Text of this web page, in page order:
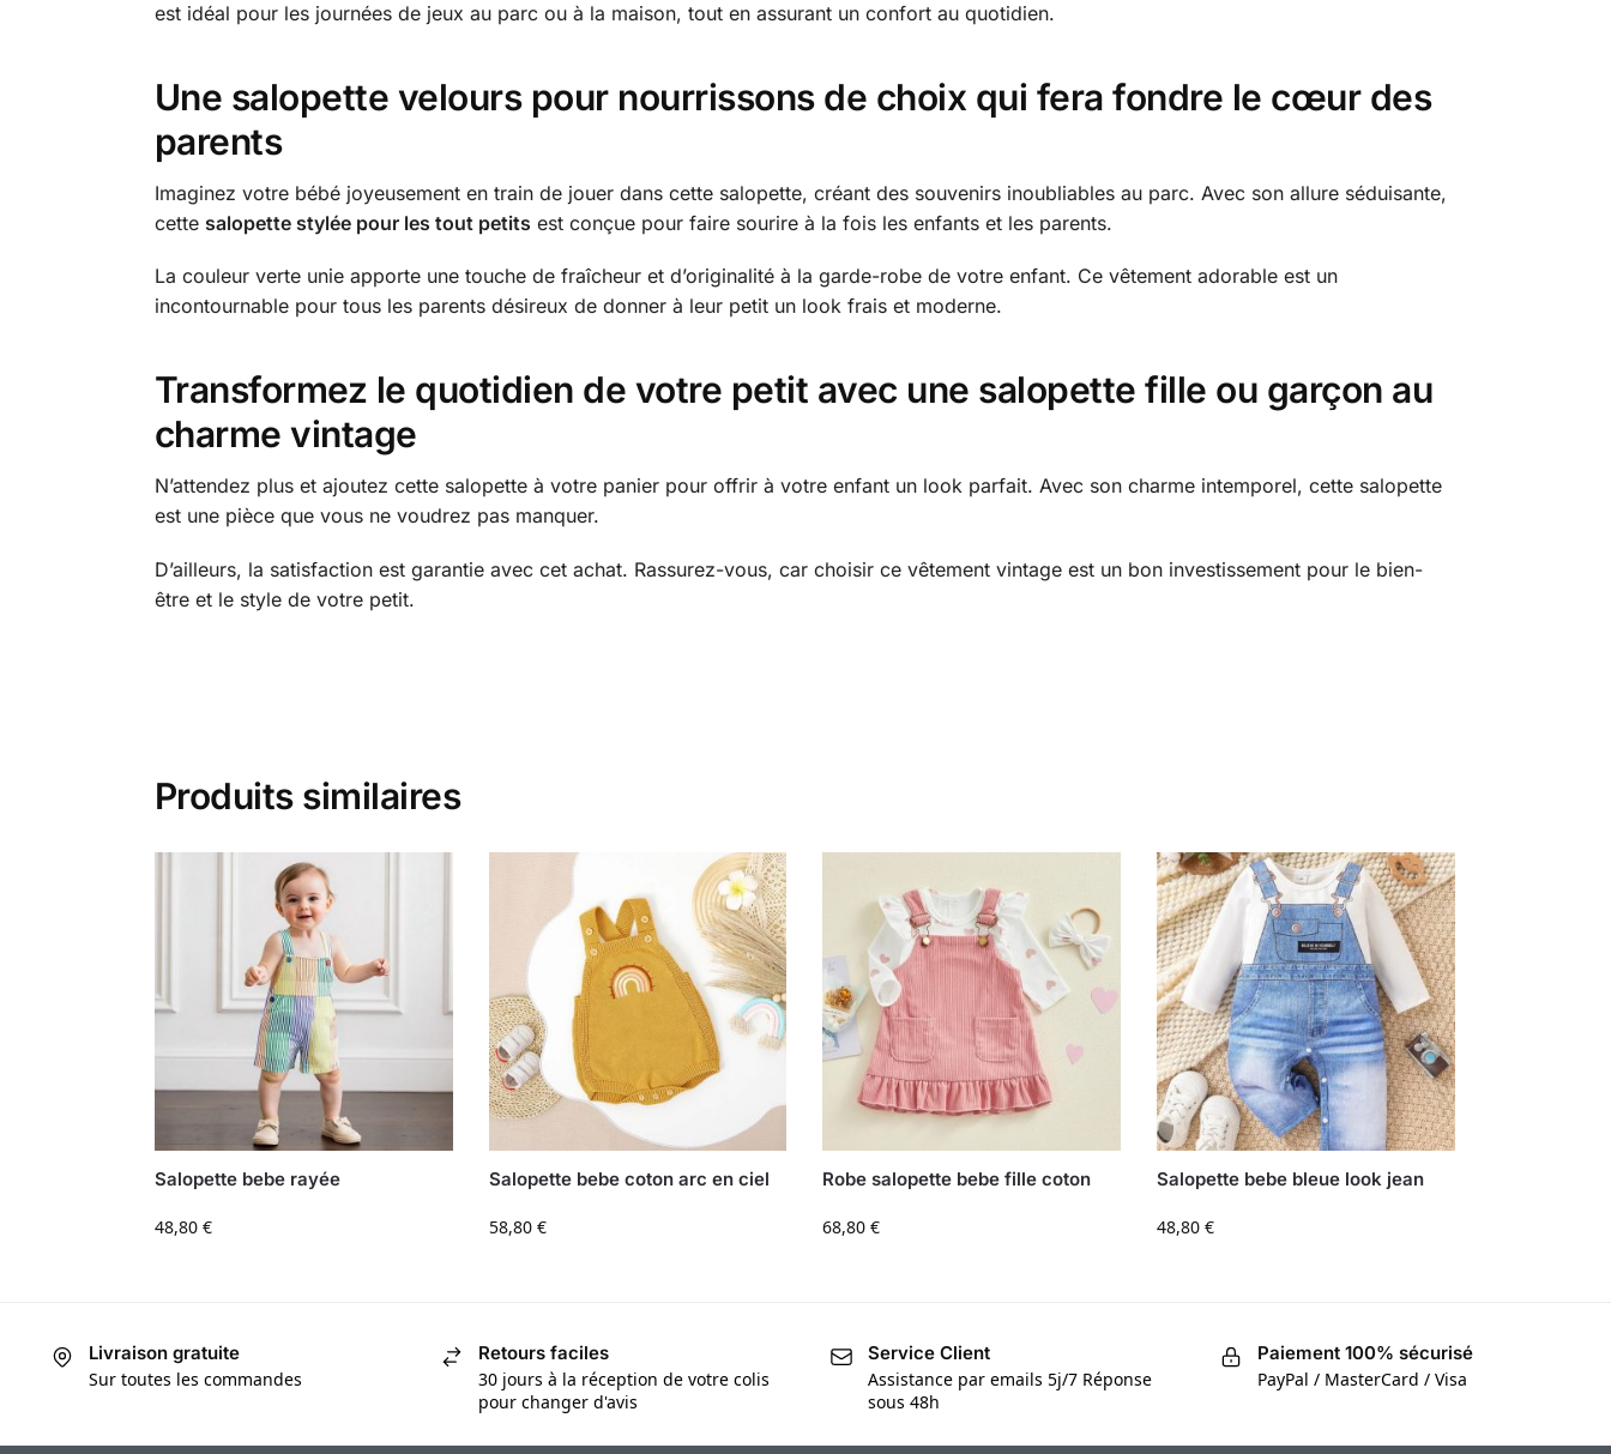
est idéal pour les journées de jeux au parc ou à la maison, tout en assurant un confort au quotidien.
Une salopette velours pour nourrissons de choix qui fera fondre le cœur des
parents
Imaginez votre bébé joyeusement en train de jouer dans cette salopette, créant des souvenirs inoubliables au parc. Avec son allure séduisante,
cette salopette stylée pour les tout petits est conçue pour faire sourire à la fois les enfants et les parents.
La couleur verte unie apporte une touche de fraîcheur et d’originalité à la garde-robe de votre enfant. Ce vêtement adorable est un
incontournable pour tous les parents désireux de donner à leur petit un look frais et moderne.
Transformez le quotidien de votre petit avec une salopette fille ou garçon au
charme vintage
N’attendez plus et ajoutez cette salopette à votre panier pour offrir à votre enfant un look parfait. Avec son charme intemporel, cette salopette
est une pièce que vous ne voudrez pas manquer.
D’ailleurs, la satisfaction est garantie avec cet achat. Rassurez-vous, car choisir ce vêtement vintage est un bon investissement pour le bien-
être et le style de votre petit.
Produits similaires
Salopette bebe rayée
48,80 €
Salopette bebe coton arc en ciel
58,80 €
Robe salopette bebe fille coton
68,80€
Salopette bebe bleue look jean
48,80€
Livraison gratuite
Sur toutes les commandes
Retours faciles
30 jours à la réception de votre colis
pour changer d'avis
Service Client
Assistance par emails 5j/7 Réponse
sous 48h
Paiement 100% sécurisé
PayPal / MasterCard / Visa